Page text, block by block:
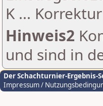
K ...
Hinweis2
und sind in
Der Schachturnier-Ergebnis-
Impressum /